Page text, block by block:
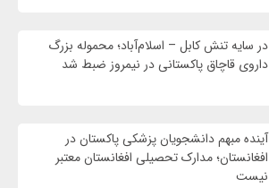
در سایه تنش کابل – اسلام‌آباد؛ محموله بزرگ
داروی قاچاق پاکستانی در نیمروز ضبط شد
آینده مبهم دانشجویان پزشکی پاکستان در
افغانستان؛ مدارک تحصیلی افغانستان معتبر
نیست